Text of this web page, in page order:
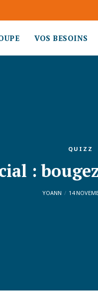
VOS BESOINS
QUIZZ
:
YOANN 14